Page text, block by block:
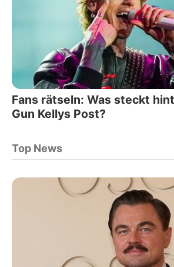
Fans rätseln: Was steckt
Gun Kellys Post?
Top News